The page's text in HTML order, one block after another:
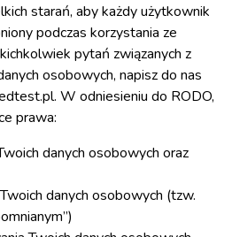
starań, aby każdy użytkownik
podczas korzystania ze
pytań związanych z
osobowych, napisz do nas
W odniesieniu do RODO,
prawa:
danych osobowych oraz
danych osobowych (tzw.